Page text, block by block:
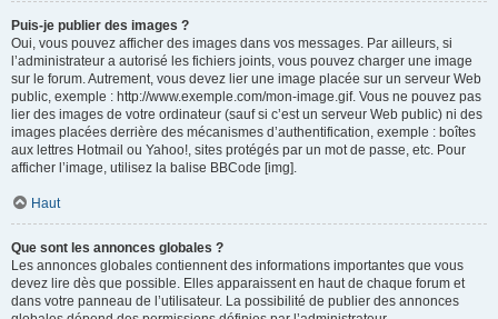
Puis-je publier des images ?
Oui, vous pouvez afficher des images dans vos messages. Par ailleurs, si
l’administrateur a autorisé les fichiers joints, vous pouvez charger une image
sur le forum. Autrement, vous devez lier une image placée sur un serveur Web
public, exemple : http://www.exemple.com/mon-image.gif. Vous ne pouvez pas
lier des images de votre ordinateur (sauf si c’est un serveur Web public) ni des
images placées derrière des mécanismes d’authentification, exemple : boîtes
aux lettres Hotmail ou Yahoo!, sites protégés par un mot de passe, etc. Pour
afficher l’image, utilisez la balise BBCode [img].
Haut
Que sont les annonces globales ?
Les annonces globales contiennent des informations importantes que vous
devez lire dès que possible. Elles apparaissent en haut de chaque forum et
dans votre panneau de l’utilisateur. La possibilité de publier des annonces